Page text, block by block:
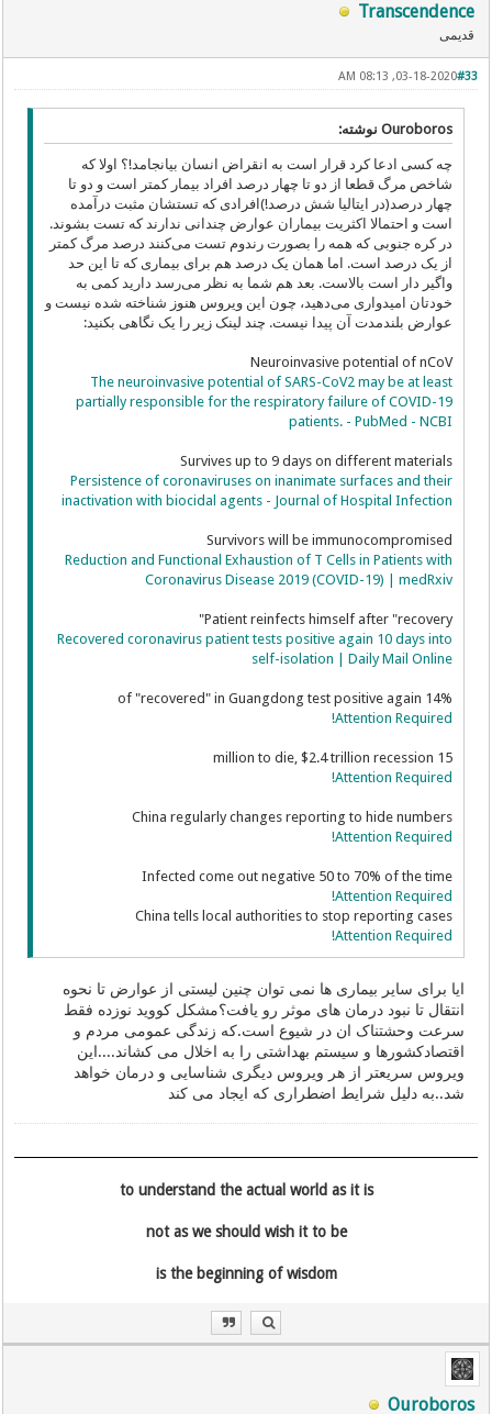
Transcendence
قدیمی
#33
03-18-2020, 08:13 AM
Ouroboros نوشته:
چه کسی ادعا کرد قرار است به انقراض انسان بیانجامد!؟ اولا که
شاخص مرگ قطعا از دو تا چهار درصد افراد بیمار کمتر است و دو تا
چهار درصد(در ایتالیا شش درصد!)افرادی که تستشان مثبت درآمده
است و احتمالا اکثریت بیماران عوارض چندانی ندارند که تست بشوند.
در کره جنوبی که همه را بصورت رندوم تست می‌کنند درصد مرگ کمتر
از یک درصد است. اما همان یک درصد هم برای بیماری که تا این حد
واگیر دار است بالاست. بعد هم شما به نظر می‌رسد دارید کمی به
خودتان امیدواری می‌دهید، چون این ویروس هنوز شناخته شده نیست و
عوارض بلندمدت آن پیدا نیست. چند لینک زیر را یک نگاهی بکنید:
Neuroinvasive potential of nCoV
The neuroinvasive potential of SARS-CoV2 may be at least
partially responsible for the respiratory failure of COVID-19
patients. - PubMed - NCBI
Survives up to 9 days on different materials
Persistence of coronaviruses on inanimate surfaces and their
inactivation with biocidal agents - Journal of Hospital Infection
Survivors will be immunocompromised
Reduction and Functional Exhaustion of T Cells in Patients with
Coronavirus Disease 2019 (COVID-19) | medRxiv
Patient reinfects himself after "recovery"
Recovered coronavirus patient tests positive again 10 days into
self-isolation | Daily Mail Online
14% of "recovered" in Guangdong test positive again
Attention Required!
15 million to die, $2.4 trillion recession
Attention Required!
China regularly changes reporting to hide numbers
Attention Required!
Infected come out negative 50 to 70% of the time
Attention Required!
China tells local authorities to stop reporting cases
Attention Required!
ایا برای سایر بیماری ها نمی توان چنین لیستی از عوارض تا نحوه
انتقال تا نبود درمان های موثر رو یافت؟مشکل کووید نوزده فقط
سرعت وحشتناک ان در شیوع است.که زندگی عمومی مردم و
اقتصادکشورها و سیستم بهداشتی را به اخلال می کشاند....این
ویروس سریعتر از هر ویروس دیگری شناسایی و درمان خواهد
شد..به دلیل شرایط اضطراری که ایجاد می کند
to understand the actual world as it is
not as we should wish it to be
is the beginning of wisdom
Ouroboros